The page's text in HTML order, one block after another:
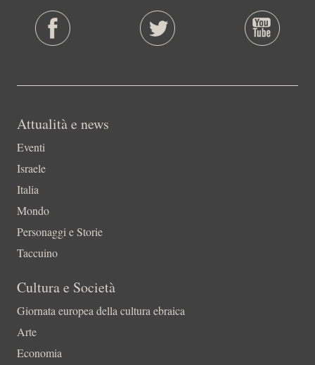
Attualità e news
Eventi
Israele
Italia
Mondo
Personaggi e Storie
Taccuino
Cultura e Società
Giornata europea della cultura ebraica
Arte
Economia